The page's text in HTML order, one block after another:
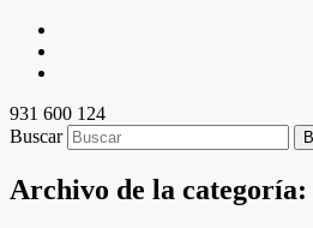
931 600 124
Buscar
Archivo de la categoría: